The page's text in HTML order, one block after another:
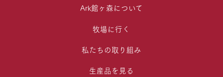
Ark館ヶ森について
牧場に行く
私たちの取り組み
生産品を見る